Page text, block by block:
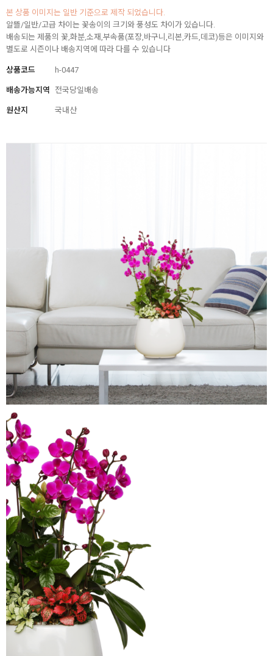
본 상품 이미지는 일반 기준으로 제작 되었습니다.
알뜰/일반/고급 차이는 꽃송이의 크기와 풍성도 차이가 있습니다.
배송되는 제품의 꽃,화분,소재,부속품(포장,바구니,리본,카드,데코)등은 이미지와
별도로 시즌이나 배송지역에 따라 다를 수 있습니다
상품코드 h-0447
배송가능지역 전국당일배송
원산지 국내산